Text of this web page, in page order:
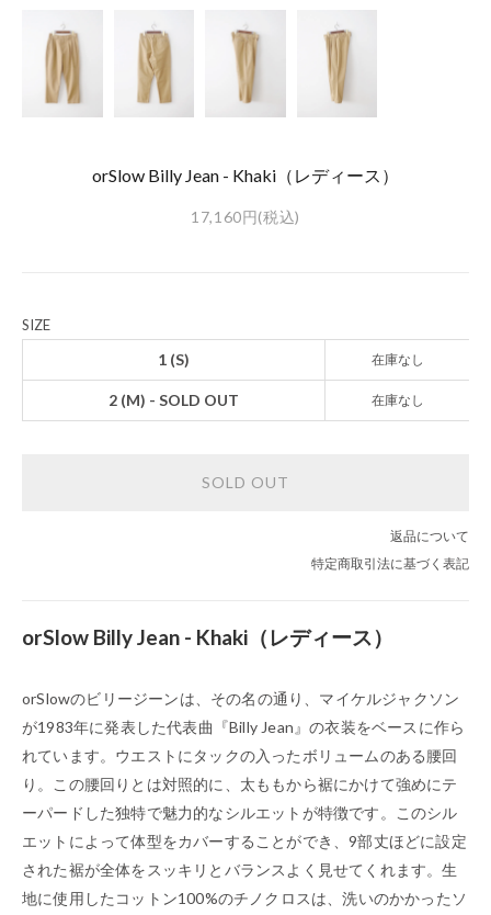
orSlow Billy Jean - Khaki（レディース）
17,160円(税込)
SIZE
1 (S) 在庫なし
2 (M) - SOLD OUT 在庫なし
SOLD OUT
返品について
特定商取引法に基づく表記
orSlow Billy Jean - Khaki（レディース）
orSlowのビリージーンは、その名の通り、マイケルジャクソン
が1983年に発表した代表曲『Billy Jean』の衣装をベースに作ら
れています。ウエストにタックの入ったボリュームのある腰回
り。この腰回りとは対照的に、太ももから裾にかけて強めにテ
ーパードした独特で魅力的なシルエットが特徴です。このシル
エットによって体型をカバーすることができ、9部丈ほどに設定
された裾が全体をスッキリとバランスよく見せてくれます。生
地に使用したコットン100%のチノクロスは、洗いのかかったソ